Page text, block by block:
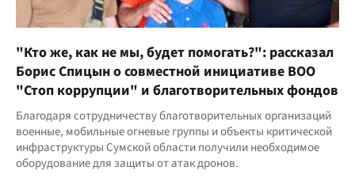
"Кто же, как не мы, будет помогать?": рассказал
Борис Спицын о совместной инициативе ВОО
"Стоп коррупции" и благотворительных фондов
Благодаря сотрудничеству благотворительных организаций
военные, мобильные огневые группы и объекты критической
инфраструктуры Сумской области получили необходимое
оборудование для защиты от атак дронов.